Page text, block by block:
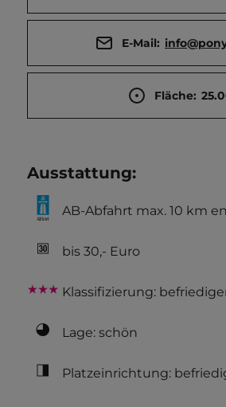
E-Mail:
Fläche:
Ausstattung:
AB-Abfahrt max. 10 km
bis 30,- Euro
Klassifizierung:
Lage: schön
Platzeinrichtung: